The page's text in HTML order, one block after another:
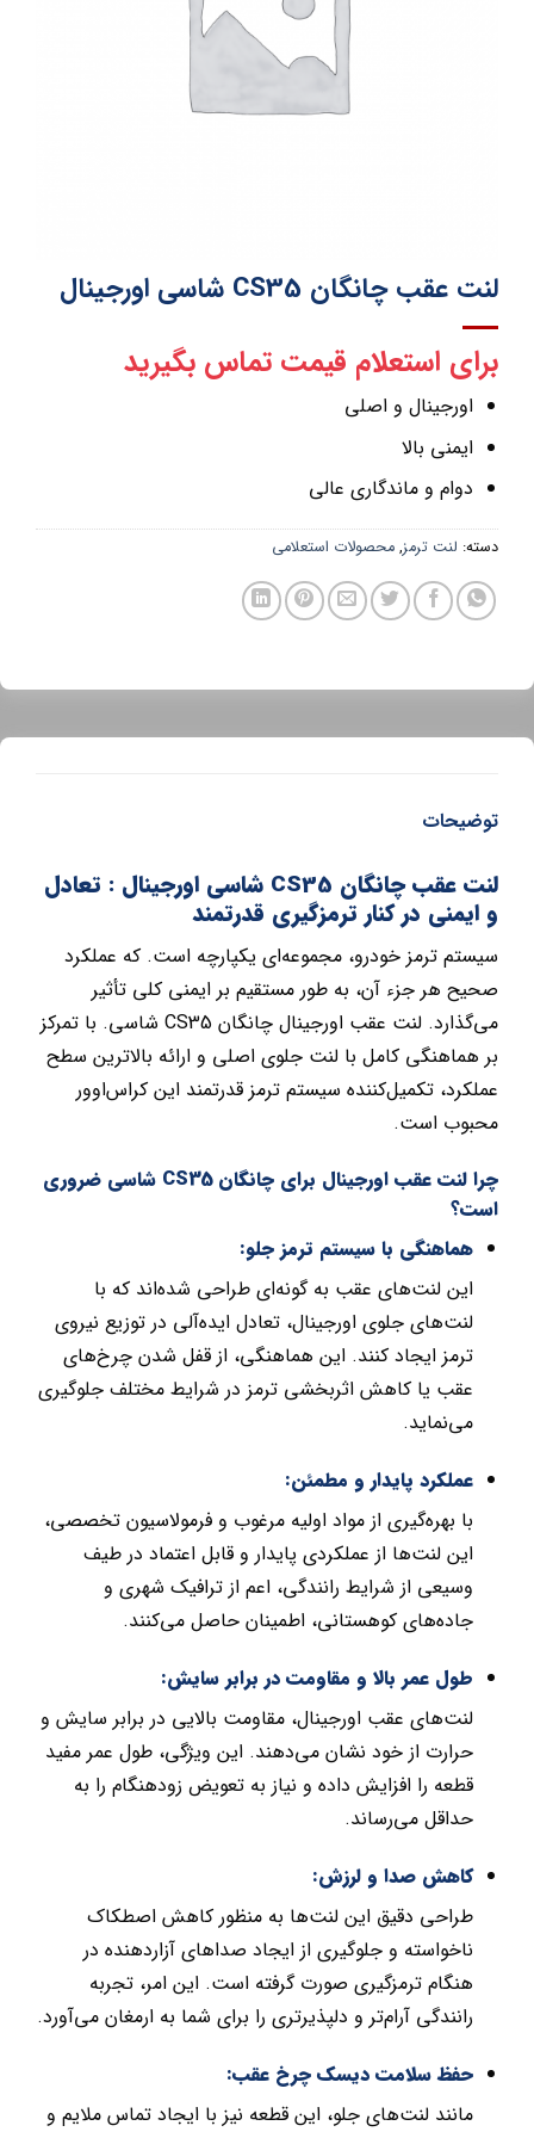
لنت عقب چانگان CS35 شاسی اورجینال
برای استعلام قیمت تماس بگیرید
اورجینال و اصلی
ایمنی بالا
دوام و ماندگاری عالی
دسته:لنت ترمز,محصولات استعلامی
توضیحات
لنت عقب چانگان CS35 شاسی اورجینال : تعادل
و ایمنی در کنار ترمزگیری قدرتمند
سیستم ترمز خودرو، مجموعه‌ای یکپارچه است. که عملکرد
صحیح هر جزء آن، به طور مستقیم بر ایمنی کلی تأثیر
می‌گذارد. لنت عقب اورجینال چانگان CS35 شاسی. با تمرکز
بر هماهنگی کامل با لنت جلوی اصلی و ارائه بالاترین سطح
عملکرد، تکمیل‌کننده سیستم ترمز قدرتمند این کراس‌اوور
محبوب است.
چرا لنت عقب اورجینال برای چانگان CS35 شاسی ضروری
است؟
هماهنگی با سیستم ترمز جلو:
این لنت‌های عقب به گونه‌ای طراحی شده‌اند که با
لنت‌های جلوی اورجینال، تعادل ایده‌آلی در توزیع نیروی
ترمز ایجاد کنند. این هماهنگی، از قفل شدن چرخ‌های
عقب یا کاهش اثربخشی ترمز در شرایط مختلف جلوگیری
می‌نماید.
عملکرد پایدار و مطمئن:
با بهره‌گیری از مواد اولیه مرغوب و فرمولاسیون تخصصی،
این لنت‌ها از عملکردی پایدار و قابل اعتماد در طیف
وسیعی از شرایط رانندگی، اعم از ترافیک شهری و
جاده‌های کوهستانی، اطمینان حاصل می‌کنند.
طول عمر بالا و مقاومت در برابر سایش:
لنت‌های عقب اورجینال، مقاومت بالایی در برابر سایش و
حرارت از خود نشان می‌دهند. این ویژگی، طول عمر مفید
قطعه را افزایش داده و نیاز به تعویض زودهنگام را به
حداقل می‌رساند.
کاهش صدا و لرزش:
طراحی دقیق این لنت‌ها به منظور کاهش اصطکاک
ناخواسته و جلوگیری از ایجاد صداهای آزاردهنده در
هنگام ترمزگیری صورت گرفته است. این امر، تجربه
رانندگی آرام‌تر و دلپذیرتری را برای شما به ارمغان می‌آورد.
حفظ سلامت دیسک چرخ عقب:
مانند لنت‌های جلو، این قطعه نیز با ایجاد تماس ملایم و